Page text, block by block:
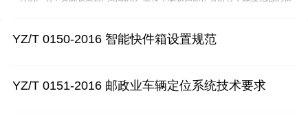
YZ/T 0150-2016 智能快件箱设置规范
YZ/T 0151-2016 邮政业车辆定位系统技术要求